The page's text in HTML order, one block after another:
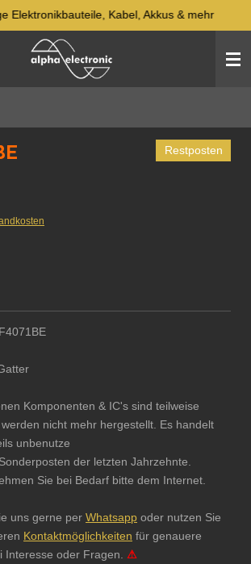
Elektronikbauteile, Kabel, Akkus & mehr
Restposten
Komponenten & IC's sind teilweise
nicht mehr hergestellt. Es handelt
unbenutze
der letzten Jahrzehnte.
Sie bei Bedarf bitte dem Internet.
uns gerne per Whatsapp oder nutzen Sie
Kontaktmöglichkeiten für genauere
Interesse oder Fragen. ⚠